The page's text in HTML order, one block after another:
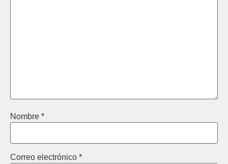
Nombre *
Correo electrónico *